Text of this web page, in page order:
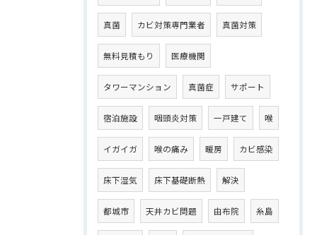
真菌 カビ対策専門業者 真菌対策
無料見積もり 医療機関
タワーマンション 真菌症 サポート
宿泊施設 咽頭炎対策 一戸建て 喉
イガイガ 喉の痛み 暖房 カビ感染
床下湿気 床下基礎断熱 解決
都城市 天井カビ問題 由布院 糸島